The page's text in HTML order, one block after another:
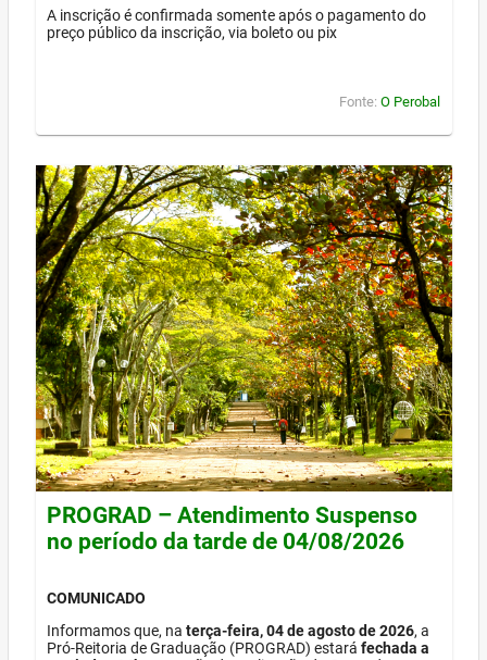
A inscrição é confirmada somente após o pagamento do
preço público da inscrição, via boleto ou pix
Fonte: O Perobal
PROGRAD – Atendimento Suspenso
no período da tarde de 04/08/2026
COMUNICADO
Informamos que, na terça-feira, 04 de agosto de 2026, a
Pró-Reitoria de Graduação (PROGRAD) estará fechada a